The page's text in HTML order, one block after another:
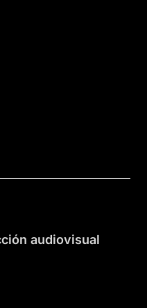
audiovisual